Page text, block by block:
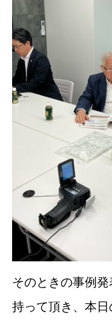
そのときの事例
持って頂き、本